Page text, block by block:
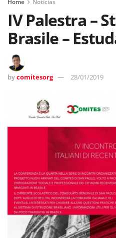
Home Notícias
IV Palestra –
Brasile –
bycomitesorg 28/01/2019